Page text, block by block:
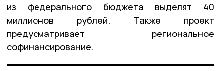
из федерального бюджета выделят 40
миллионов рублей. Также проект
предусматривает региональное
софинансирование.